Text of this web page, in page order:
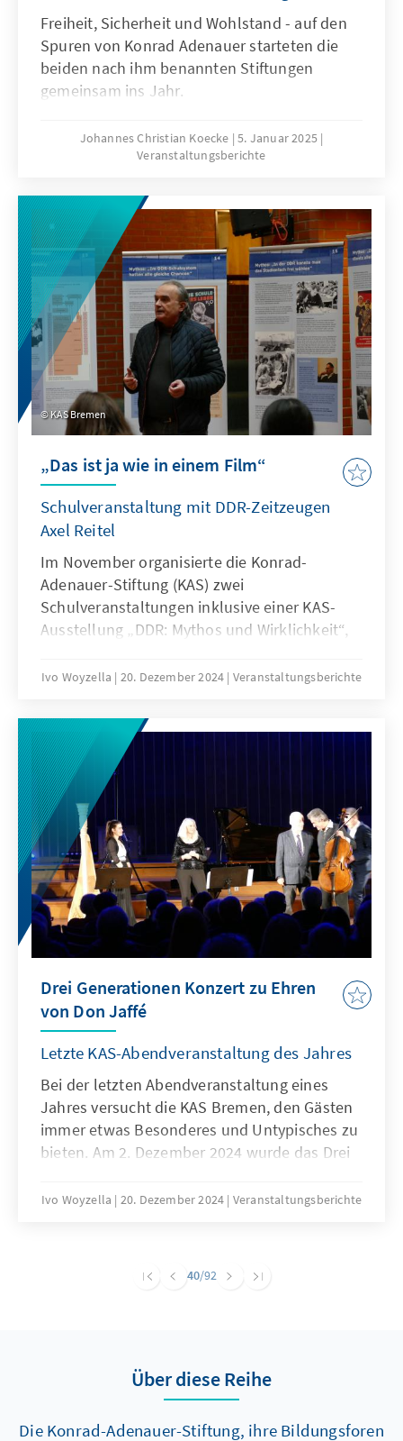
Freiheit, Sicherheit und Wohlstand - auf den
Spuren von Konrad Adenauer starteten die
beiden nach ihm benannten Stiftungen
gemeinsam ins Jahr.
Johannes Christian Koecke 5. Januar 2025
Veranstaltungsberichte
KAS Bremen
„Das ist ja wie in einem Film“
Schulveranstaltung mit DDR-Zeitzeugen
Axel Reitel
Im November organisierte die Konrad-
Adenauer-Stiftung (KAS) zwei
Schulveranstaltungen inklusive einer KAS-
Ausstellung „DDR: Mythos und Wirklichkeit“,
Ausstellung werden Mythen über das Leben
Informationen über vor allem Alltag, Kultur,
Wirtschaft, Umwelt, Schule und Ideologie in
der DDR vermittelt. Am Mittwoch, den
13.11.2024, empfing das Schulzentrum am
Rübekamp Axel Reitel sowie den KAS-
Tagunsgleiter Toritseju Nanna. Zwei Wochen
später besuchte Reitel gemeinsam mit der
Tagungsleiterin Anna Prigge die Oberschule
Roter Sand in der Butjadinger Straße.
Ivo Woyzella 20. Dezember 2024 Veranstaltungsberichte
Drei Generationen Konzert zu Ehren
von Don Jaffé
Letzte KAS-Abendveranstaltung des Jahres
Bei der letzten Abendveranstaltung eines
Jahres versucht die KAS Bremen, den Gästen
immer etwas Besonderes und Untypisches zu
bieten. Am 2. Dezember 2024 wurde das Drei
Seramonica vor knapp 200 Gästen aufgeführt.
Ivo Woyzella 20. Dezember 2024 Veranstaltungsberichte
40/92
Über diese Reihe
Die Konrad-Adenauer-Stiftung, ihre Bildungsforen